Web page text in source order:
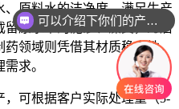
原料水的洁净度，满足生产
原水中的泥沙、藻类，为后
领域则凭借其材质稳定性，
求。
，可根据客户实际处理量（5-
可以介绍下你们的产品么